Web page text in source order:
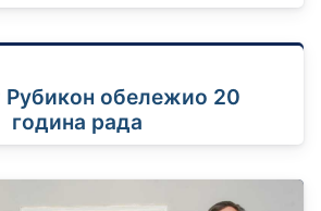
Рубикон обележио 20
година рада